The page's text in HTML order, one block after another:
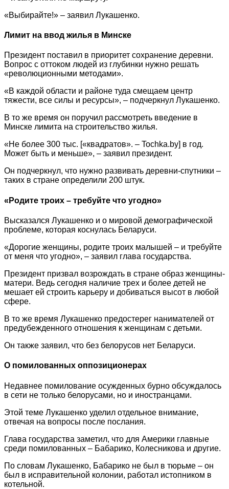
«Выбирайте!» – заявил Лукашенко.
Лимит на ввод жилья в Минске
Президент поставил в приоритет сохранение деревни.
Вопрос с оттоком людей из глубинки нужно решать
«революционными методами».
«В каждой области и районе туда смещаем центр
тяжести, все силы и ресурсы», – подчеркнул Лукашенко.
В то же время он поручил рассмотреть введение в
Минске лимита на строительство жилья.
«Не более 300 тыс. [«квадратов». – Tochka.by] в год.
Может быть и меньше», – заявил президент.
Он подчеркнул, что нужно развивать деревни-спутники –
таких в стране определили 200 штук.
«Родите троих – требуйте что угодно»
Высказался Лукашенко и о мировой демографической
проблеме, которая коснулась Беларуси.
«Дорогие женщины, родите троих малышей – и требуйте
от меня что угодно», – заявил глава государства.
Президент призвал возрождать в стране образ женщины-
матери. Ведь сегодня наличие трех и более детей не
мешает ей строить карьеру и добиваться высот в любой
сфере.
В то же время Лукашенко предостерег нанимателей от
предубежденного отношения к женщинам с детьми.
Он также заявил, что без белорусов нет Беларуси.
О помилованных оппозиционерах
Недавнее помилование осужденных бурно обсуждалось
в сети не только белорусами, но и иностранцами.
Этой теме Лукашенко уделил отдельное внимание,
отвечая на вопросы после послания.
Глава государства заметил, что для Америки главные
среди помилованных – Бабарико, Колесникова и другие.
По словам Лукашенко, Бабарико не был в тюрьме – он
был в исправительной колонии, работал истопником в
котельной.